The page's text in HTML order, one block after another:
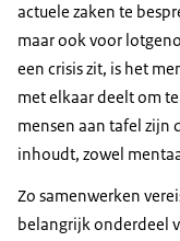
actuele zaken te
maar ook voor
een crisis zit, is het
met elkaar deelt om
mensen aan tafel zijn
inhoudt, zowel
Zo samenwerken
belangrijk onderdeel